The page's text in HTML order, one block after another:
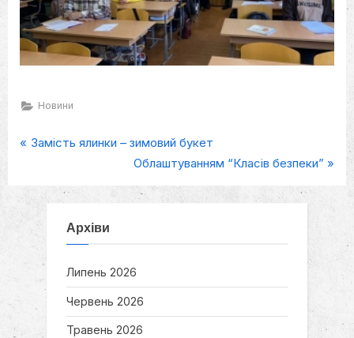
Новини
Навігація
P
o
P
Замість ялинки – зимовий букет
N
e
x
o
s
t
:
Облаштуванням “Класів безпеки”
Архіви
Липень 2026
Червень 2026
Травень 2026